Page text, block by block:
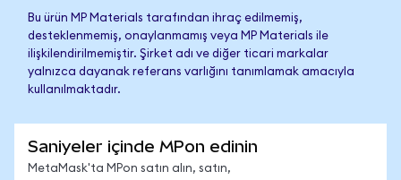
Bu ürün MP Materials tarafından ihraç edilmemiş,
desteklenmemiş, onaylanmamış veya MP Materials ile
ilişkilendirilmemiştir. Şirket adı ve diğer ticari markalar
yalnızca dayanak referans varlığını tanımlamak amacıyla
kullanılmaktadır.
Saniyeler içinde MPon edinin
MetaMask'ta MPon satın alın, satın,